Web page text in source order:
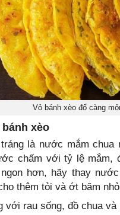
Vỏ bánh xèo đổ càng
xèo
là nước mắm chua
chấm với tỷ lệ
hơn, hãy thay
thêm tỏi và ớt băm
với rau sống, đồ chua